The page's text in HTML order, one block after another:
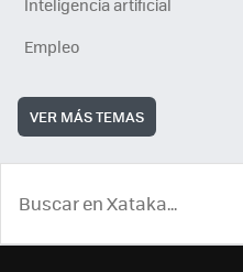
Empleo
VER MÁS TEMAS